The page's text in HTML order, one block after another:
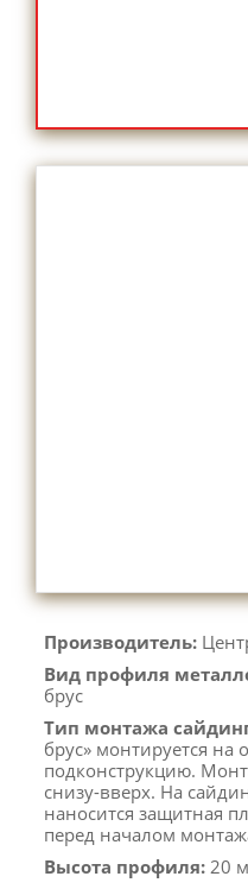
Производитель:
Вид профиля
брус
Тип монтажа
брус» монтируется
подконструкцию.
снизу-вверх. На
наносится защитная
перед началом
Высота профиля: 20